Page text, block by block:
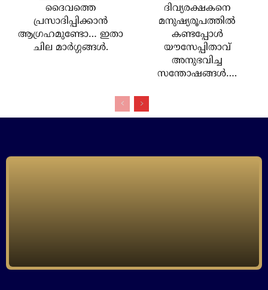
ദൈവത്തെ
പ്രസാദിപ്പിക്കാന്‍
ആഗ്രഹമുണ്ടോ… ഇതാ
ചില മാര്‍ഗ്ഗങ്ങള്‍.
ദിവ്യരക്ഷകനെ
മനുഷ്യരൂപത്തില്‍
കണ്ടപ്പോള്‍
യൗസേപ്പിതാവ്
അനുഭവിച്ച
സന്തോഷങ്ങള്‍….